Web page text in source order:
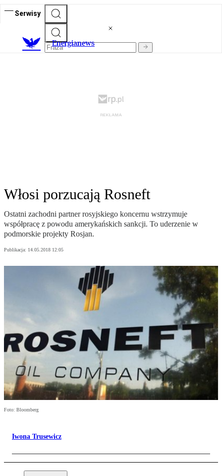
Serwisy
Energianews
Włosi porzucają Rosneft
Ostatni zachodni partner rosyjskiego koncernu wstrzymuje
współpracę z powodu amerykańskich sankcji. To uderzenie w
podmorskie projekty Rosjan.
Publikacja: 14.05.2018 12:05
Foto: Bloomberg
Iwona Trusewicz